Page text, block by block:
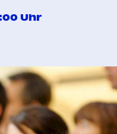
Uhr